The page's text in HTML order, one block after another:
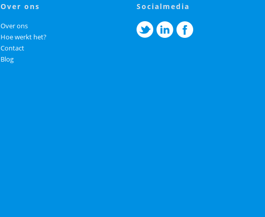
over ons
Over ons
Hoe werkt het?
Contact
Blog
socialmedia